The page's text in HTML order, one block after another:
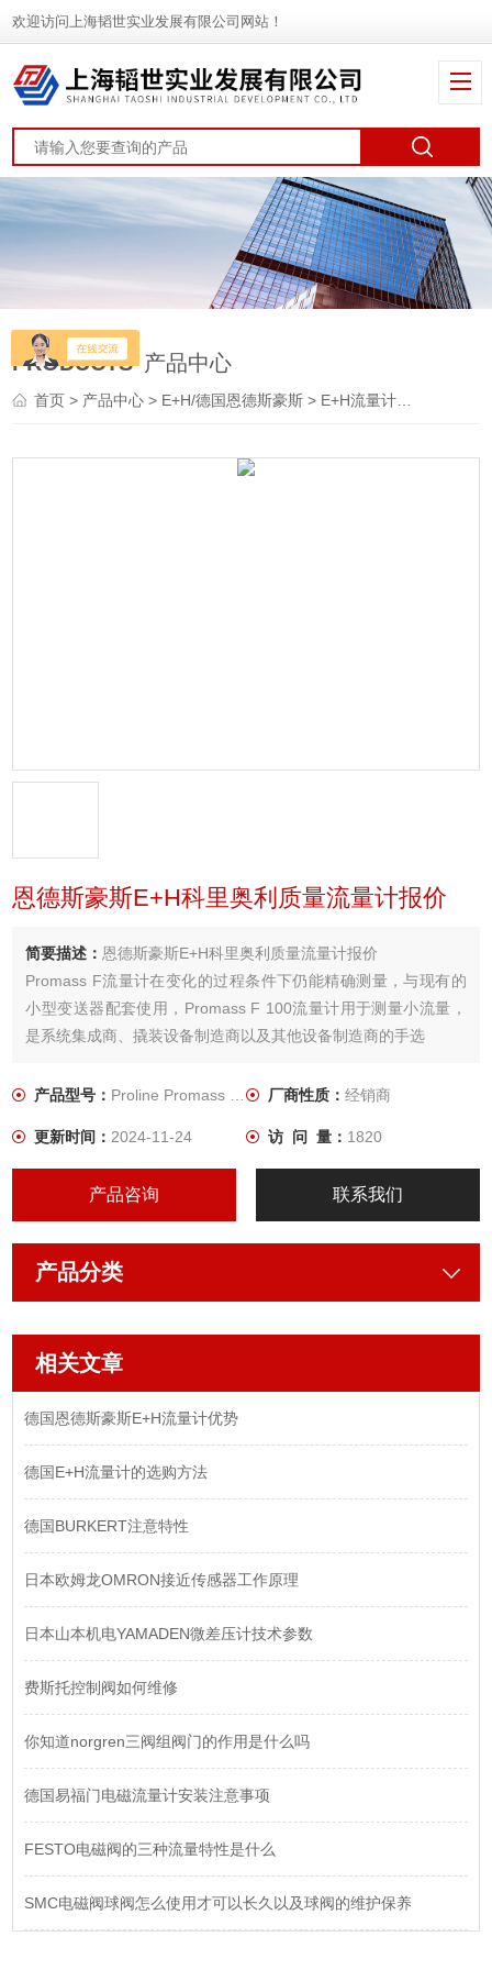
欢迎访问上海韬世实业发展有限公司网站！
PRODUCTS 产品中心
首页> 产品中心 > E+H/德国恩德斯豪斯 > E+H流量计> Proline
恩德斯豪斯E+H科里奥利质量流量计报价
简要描述：恩德斯豪斯E+H科里奥利质量流量计报价
Promass F流量计在变化的过程条件下仍能精确测量，与现有的
小型变送器配套使用，Promass F 100流量计用于测量小流量，
是系统集成商、撬装设备制造商以及其他设备制造商的手选
产品型号： Proline Promass F 100 厂商性质： 经销商
更新时间：2024-11-24 访 问 量： 1820
产品咨询 联系我们
产品分类
相关文章
德国恩德斯豪斯E+H流量计优势
德国E+H流量计的选购方法
德国BURKERT注意特性
日本欧姆龙OMRON接近传感器工作原理
日本山本机电YAMADEN微差压计技术参数
费斯托控制阀如何维修
你知道norgren三阀组阀门的作用是什么吗
德国易福门电磁流量计安装注意事项
FESTO电磁阀的三种流量特性是什么
SMC电磁阀球阀怎么使用才可以长久以及球阀的维护保养